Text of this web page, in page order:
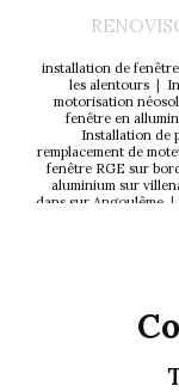
installation de
les alentours |
motorisation
fenêtre en
Installation de
remplacement de
fenêtre RGE sur
aluminium sur
dans sur Angoulême |
sur bordeaux et les
installation de
Médard en Jalles et